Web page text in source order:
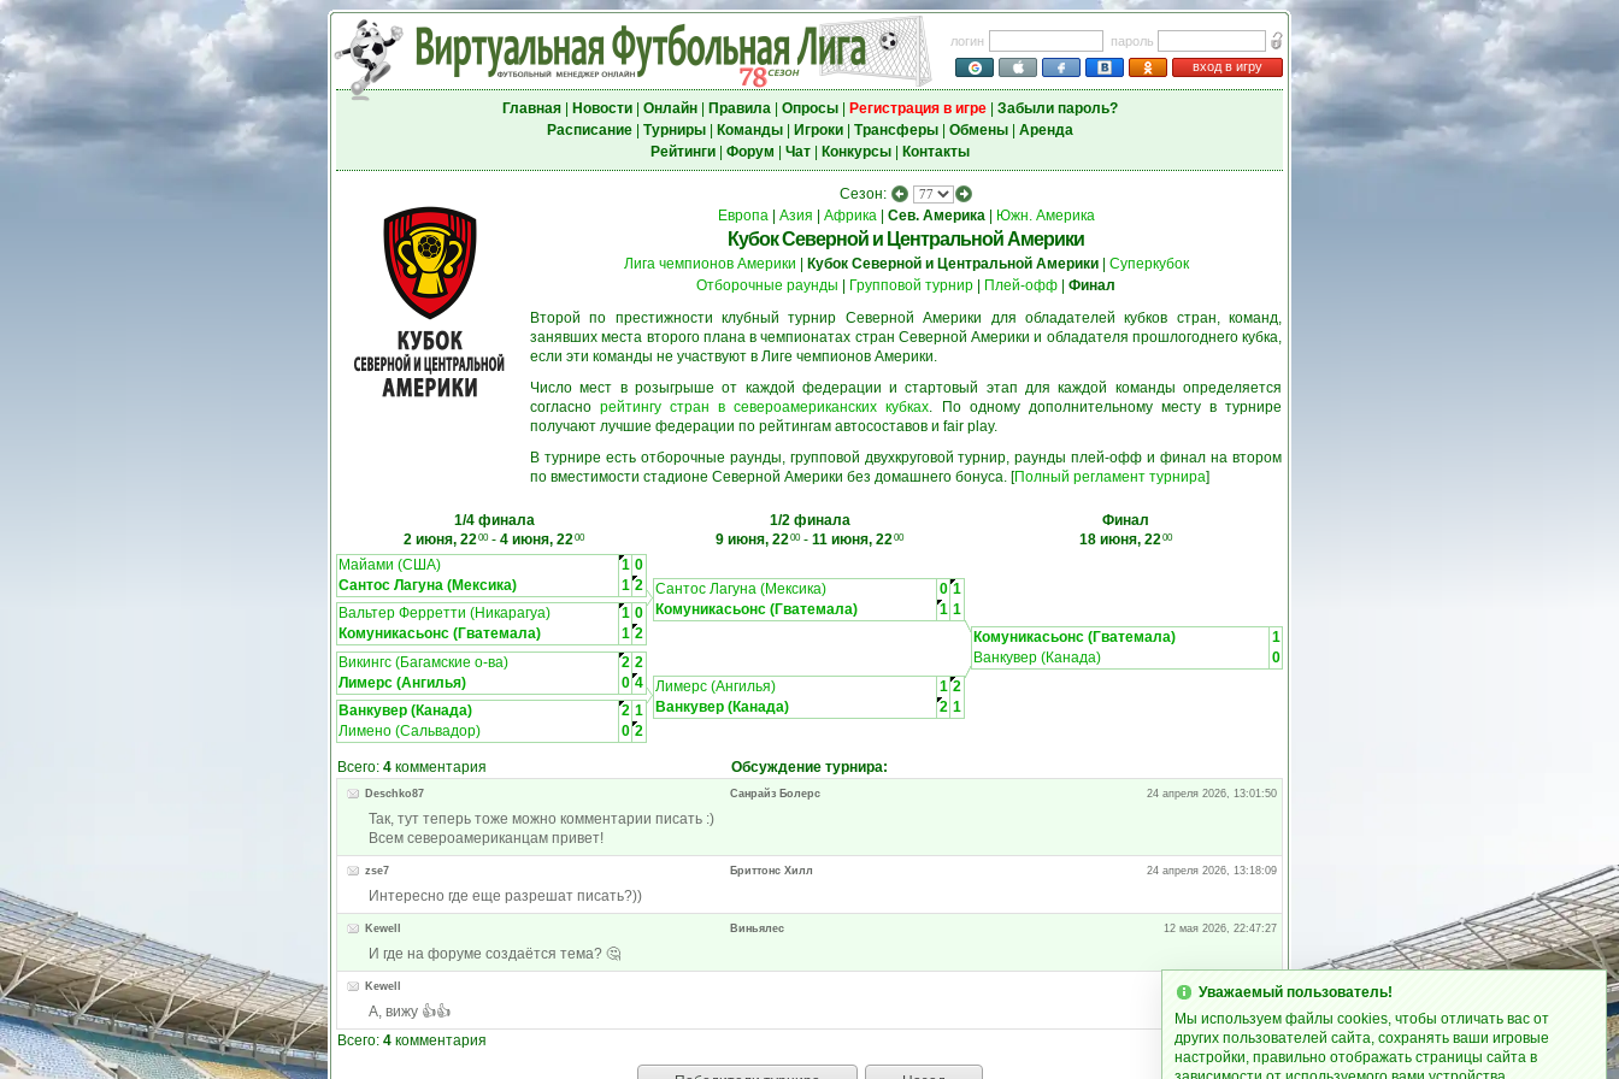
логин
пароль
вход в игру
Главная| Новости| Онлайн| Правила| Опросы| Регистрация в игре| Забыли пароль?
Расписание| Турниры| Команды| Игроки| Трансферы| Обмены| Аренда
Рейтинги| Форум Чат| Конкурсы| Контакты
Сезон:
Европа| Азия Африка| Сев. Америка| Южн. Америка
Кубок Северной и Центральной Америки
Лига чемпионов Америки Кубок Северной и Центральной Америки| Суперкубок
Отборочные раунды
Групповой турнир Плей-офф
Финал
Второй по престижности клубный турнир Северной Америки для обладателей кубков стран, команд,
занявших места второго плана в чемпионатах стран Северной Америки и обладателя прошлогоднего кубка,
если эти команды не участвуют в Лиге чемпионов Америки.
Число мест в розыгрыше от каждой федерации и стартовый этап для каждой команды определяется
согласнорейтингу стран в североамериканских кубках. По одному дополнительному месту в турнире
получают лучшие федерации по рейтингам автосоставов и fair play.
В турнире есть отборочные раунды, групповой двухкруговой турнир, раунды плей-офф и финал на втором
по вместимости стадионе Северной Америки без домашнего бонуса. [Полный регламент турнира]
1/4 финала
2 июня, 2200- 4 июня, 2200
1/2 финала
9 июня, 2200- 11 июня, 2200
Финал
18 июня, 2200
Майами (США) 1 0
Сантос Лагуна (Мексика)
1 2
Вальтер Ферретти (Никарагуа)
1 0
Комуникасьонс (Гватемала)
1 2
Сантос Лагуна (Мексика) 0 1
Комуникасьонс (Гватемала)
1 1
Комуникасьонс (Гватемала)
1
Ванкувер (Канада)
0
Викингс (Багамские о-ва) 2 2
Лимерс (Ангилья)
0 4
Ванкувер (Канада)
2 1
Лимено (Сальвадор)
0 2
Лимерс (Ангилья) 1 2
Ванкувер (Канада)
2 1
Всего: 4 комментария Обсуждение турнира:
Deschko87 Санрайз Болерс 24 апреля 2026, 13:01:50
Так, тут теперь тоже можно комментарии писать :)
Всем североамериканцам привет!
zse7 Бриттонс Хилл 24 апреля 2026, 13:18:09
Интересно где еще разрешат писать?))
Kewell Виньялес 12 мая 2026, 22:47:27
И где на форуме создаётся тема? 🤔
Kewell 12 мая 2026, 22:48:16
А, вижу 👍👍
Всего: 4 комментария
Уважаемый пользователь!
Мы используем файлы cookies, чтобы отличать вас от
других пользователей сайта, сохранять ваши игровые
настройки, правильно отображать страницы сайта в